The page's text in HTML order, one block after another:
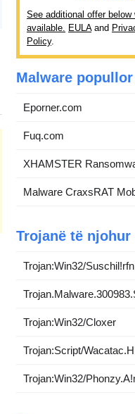
See additional offer below
available. EULAand
Policy.
Malware popullor
Eporner.com
Fuq.com
XHAMSTER
Malware CraxsRAT
Trojanë të njohur
Trojan:Win32/Suschil!rfn
Trojan:Win32/Cloxer
Trojan:Script/
Trojan:Win32/